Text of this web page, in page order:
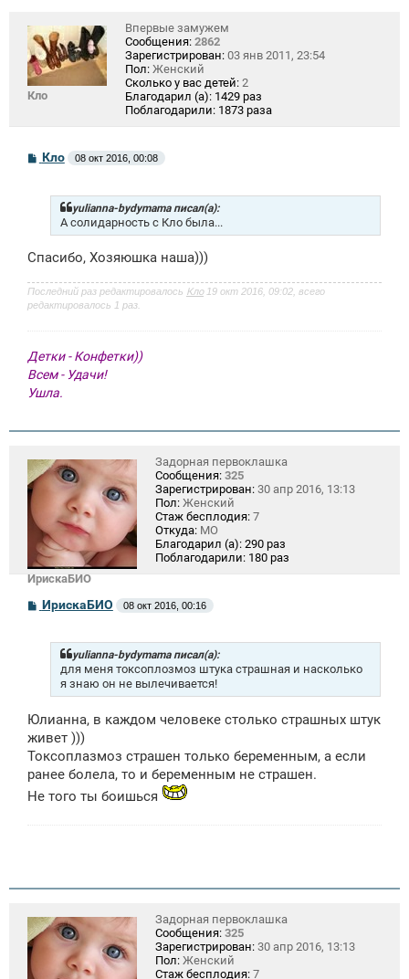
Кло
Впервые замужем
Сообщения: 2862
Зарегистрирован: 03 янв 2011, 23:54
Пол: Женский
Сколько у вас детей: 2
Благодарил (а): 1429 раз
Поблагодарили: 1873 раза
С
о
е
Кло 08 окт 2016, 00:08
yulianna-bydymama писал(а):
А солидарность с Кло была...
Спасибо, Хозяюшка наша)))
Последний раз редактировалось Кло19 окт 2016, 09:02, всего
редактировалось 1 раз.
Детки - Конфетки))
Всем - Удачи!
Ушла.
ИрискаБИО
Задорная первоклашка
Сообщения: 325
Зарегистрирован: 30 апр 2016, 13:13
Пол: Женский
Стаж бесплодия: 7
Откуда: МО
Благодарил (а): 290 раз
Поблагодарили: 180 раз
С
о
ИрискаБИО 08 окт 2016, 00:16
yulianna-bydymama писал(а):
для меня токсоплозмоз штука страшная и насколько
я знаю он не вылечивается!
Юлианна, в каждом человеке столько страшных штук
живет )))
Токсоплазмоз страшен только беременным, а если
ранее болела, то и беременным не страшен.
Не того ты боишься
Задорная первоклашка
Сообщения: 325
Зарегистрирован: 30 апр 2016, 13:13
Пол: Женский
Стаж бесплодия: 7